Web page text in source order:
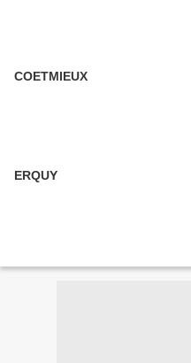
COETMIEUX
ERQUY